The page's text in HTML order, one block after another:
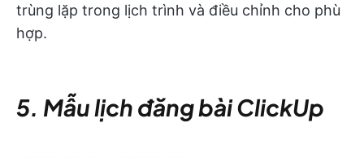
trùng lặp trong lịch trình và điều chỉnh cho phù
hợp.
5. Mẫu lịch đăng bài ClickUp